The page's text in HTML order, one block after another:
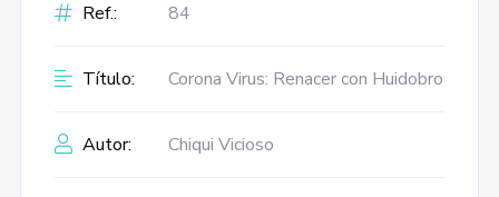
Ref.: 84
Título: Corona Virus: Renacer con Huidobro
Autor: Chiqui Vicioso